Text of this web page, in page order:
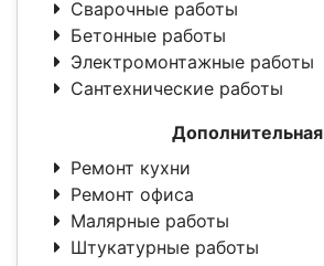
Сварочные работы
Бетонные работы
Электромонтажные работы
Сантехнические работы
Дополнительная
Ремонт кухни
Ремонт офиса
Малярные работы
Штукатурные работы